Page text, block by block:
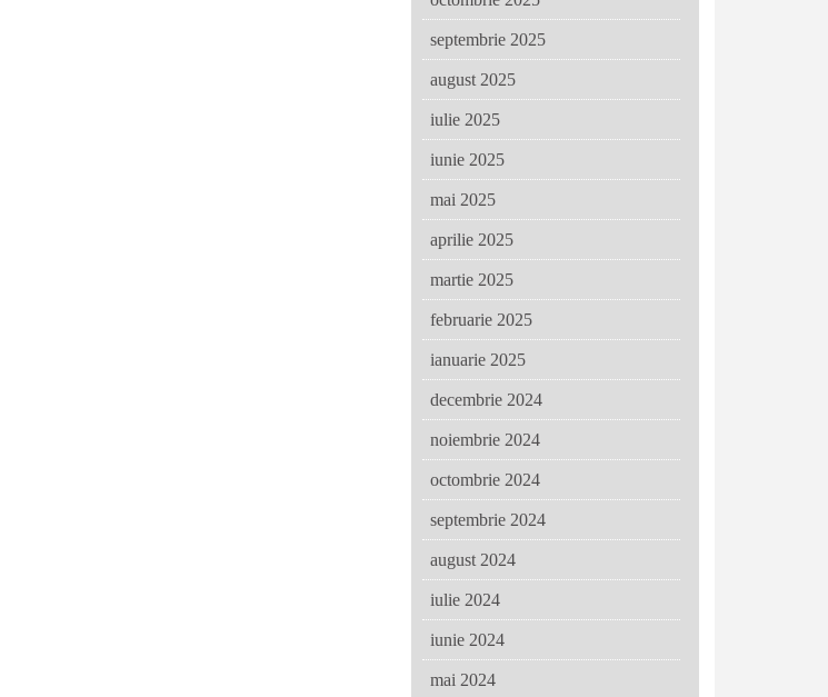
septembrie 2025
august 2025
iulie 2025
iunie 2025
mai 2025
aprilie 2025
martie 2025
februarie 2025
ianuarie 2025
decembrie 2024
noiembrie 2024
octombrie 2024
septembrie 2024
august 2024
iulie 2024
iunie 2024
mai 2024